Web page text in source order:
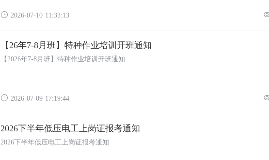
2026-07-10 11:33:13
【26年7-8月班】特种作业培训开班通知
【2026年7-8月班】特种作业培训开班通知
2026-07-09 17:19:44
2026下半年低压电工上岗证报考通知
2026下半年低压电工上岗证报考通知